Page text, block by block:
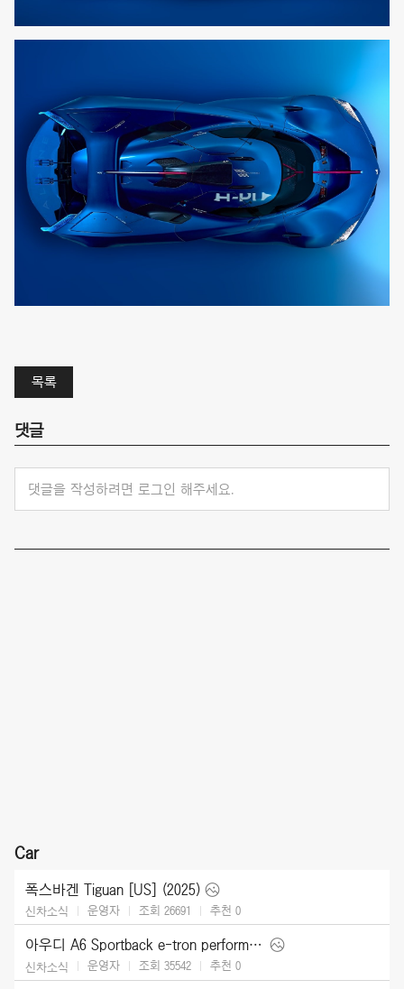
목록
댓글
댓글을 작성하려면 로그인 해주세요.
Car
폭스바겐 Tiguan [US] (2025)
신차소식 운영자 조회 26691 추천 0
아우디 A6 Sportback e-tron performance [UK] (2025)
신차소식 운영자 조회 35542 추천 0